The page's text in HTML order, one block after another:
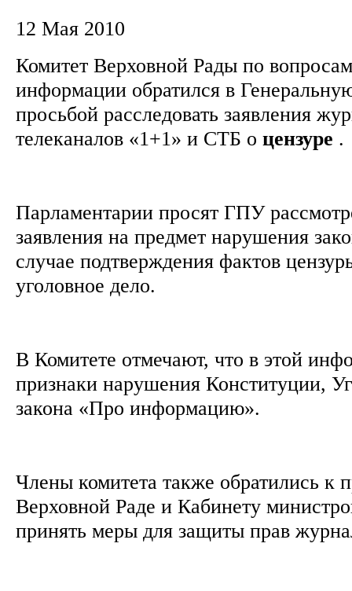
12 Мая 2010
Комитет Верховной Рады по
информации обратился в
просьбой расследовать заявления
телеканалов «1+1» и СТБ о цензуре .
Парламентарии просят ГПУ
заявления на предмет нарушения
случае подтверждения фактов
уголовное дело.
В Комитете отмечают, что в этой
признаки нарушения Конституции,
закона «Про информацию».
Члены комитета также обратились к
Верховной Раде и Кабинету
принять меры для защиты прав